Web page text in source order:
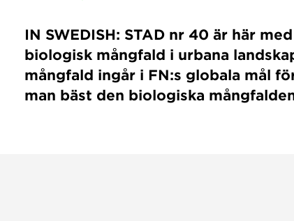
IN SWEDISH: STAD nr 40 är här
biologisk mångfald i urbana
mångfald ingår i FN:s globala mål
man bäst den biologiska